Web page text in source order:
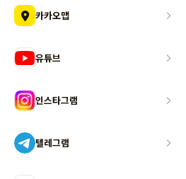
카카오맵
유튜브
인스타그램
텔레그램